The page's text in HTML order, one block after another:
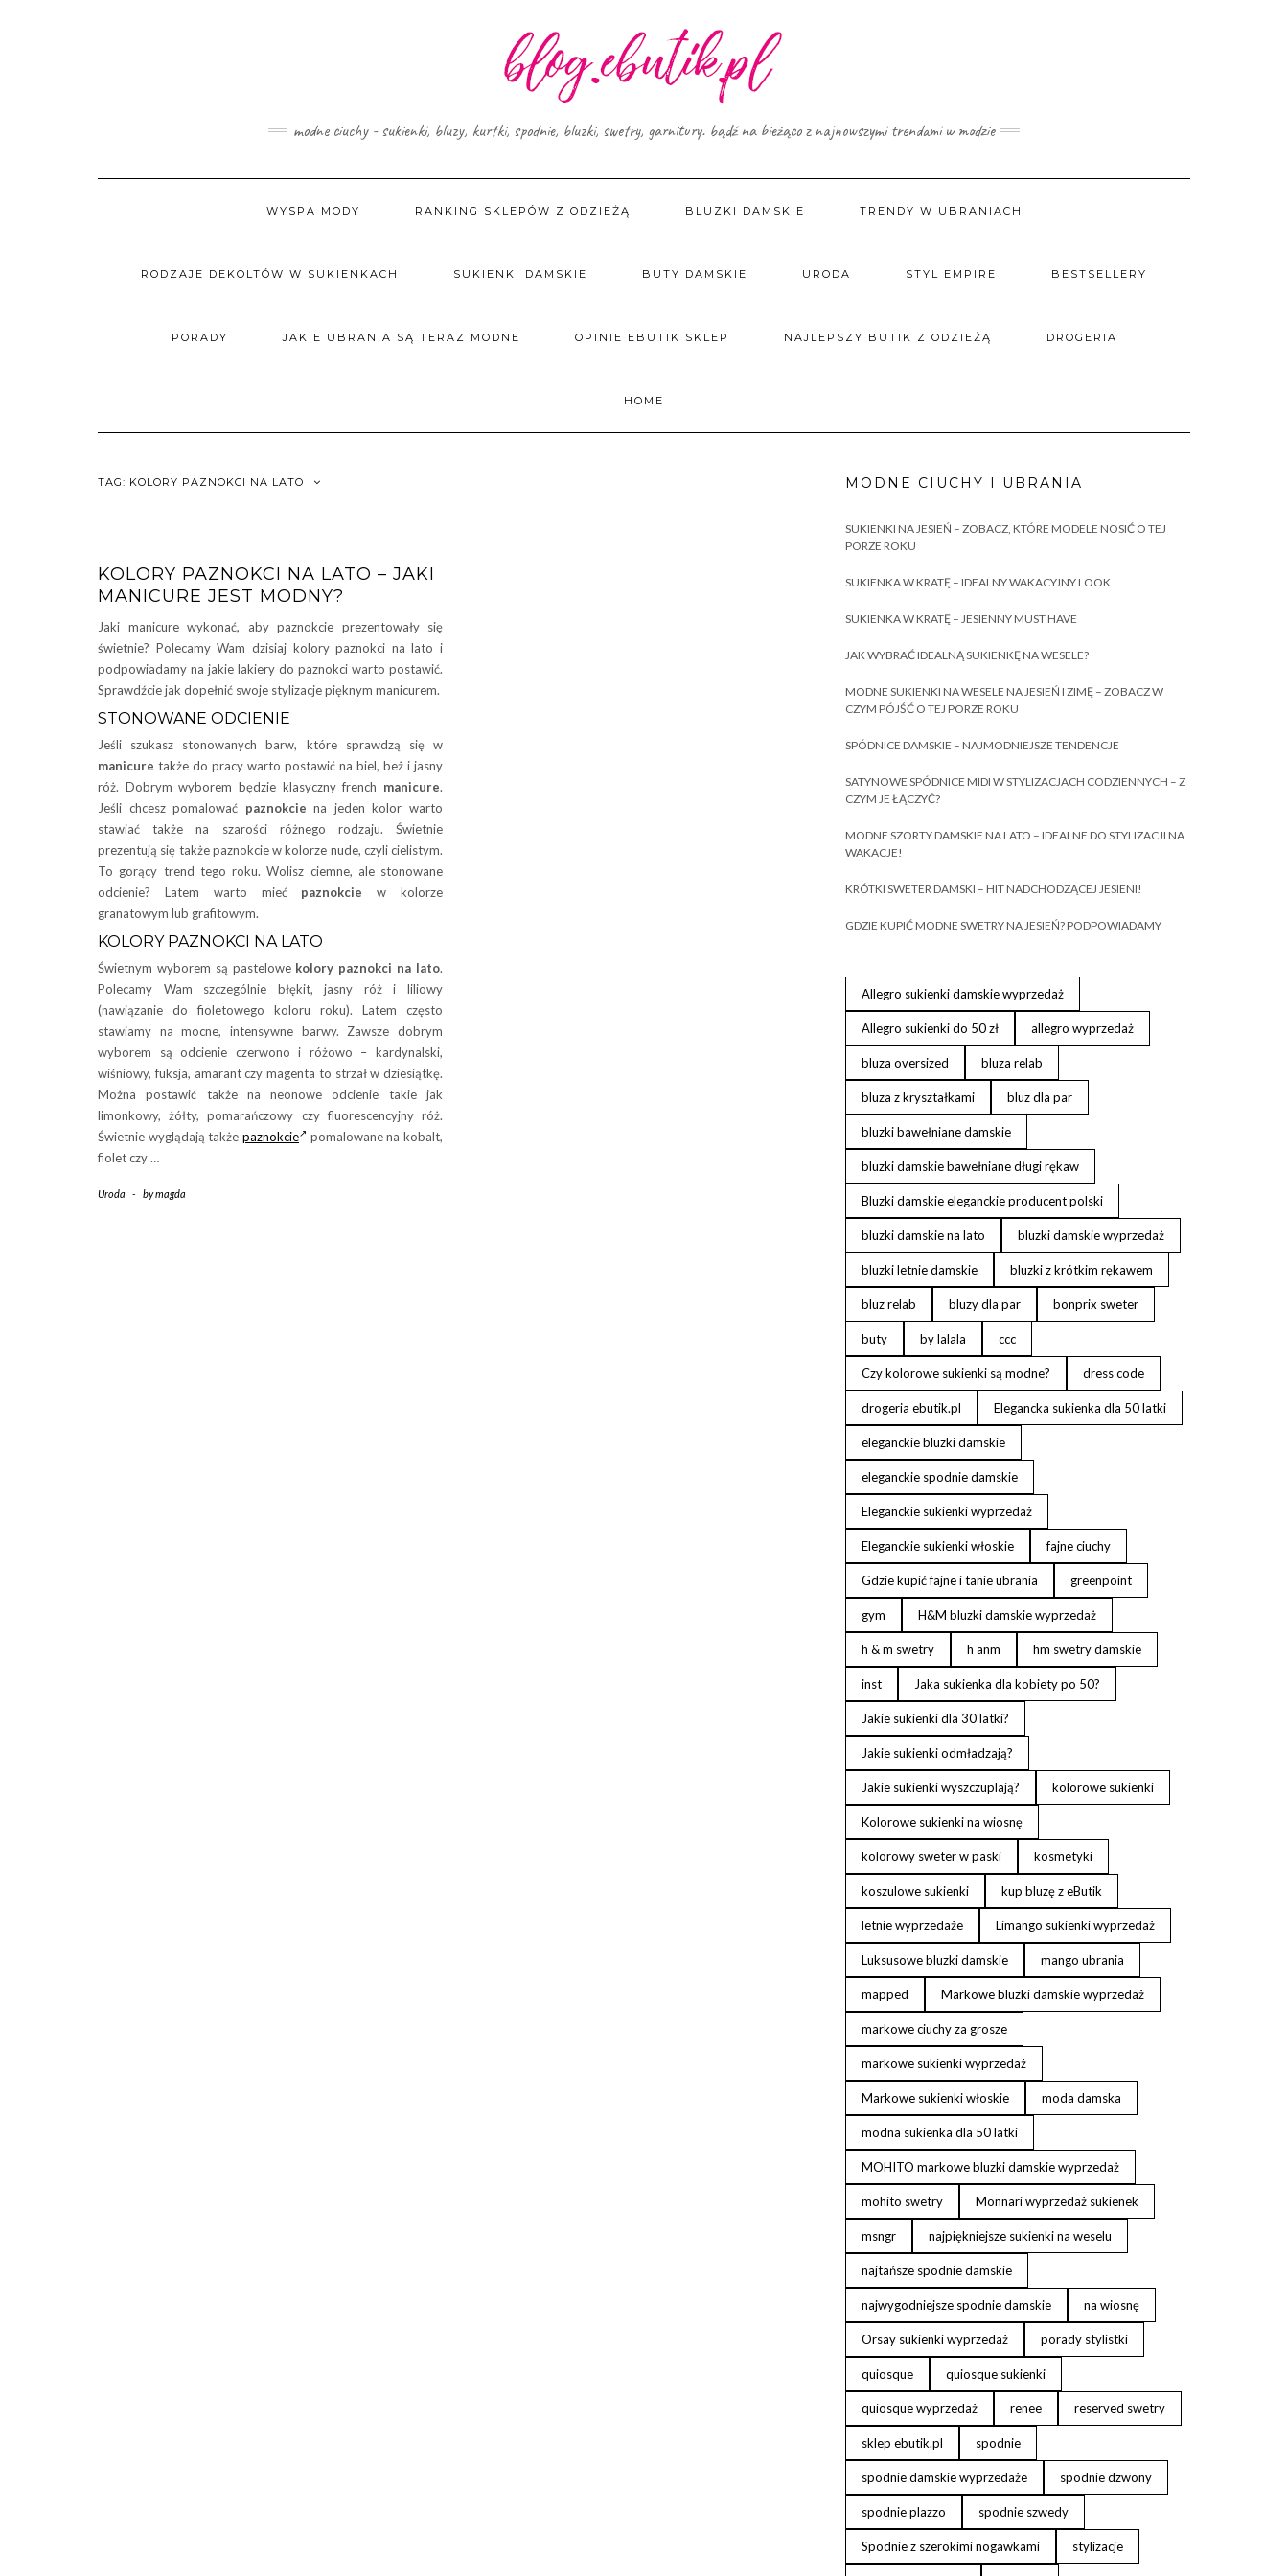
modne ciuchy - sukienki, bluzy, kurtki, spodnie, bluzki, swetry, garnitury. bądź na bieżąco z najnowszymi trendami w modzie
WYSPA MODY RANKING SKLEPÓW Z ODZIEŻĄ BLUZKI DAMSKIE TRENDY W UBRANIACH
RODZAJE DEKOLTÓW W SUKIENKACH SUKIENKI DAMSKIE BUTY DAMSKIE URODA STYL EMPIRE BESTSELLERY
PORADY JAKIE UBRANIA SĄ TERAZ MODNE OPINIE EBUTIK SKLEP NAJLEPSZY BUTIK Z ODZIEŻĄ DROGERIA
HOME
TAG: KOLORY PAZNOKCI NA LATO
KOLORY PAZNOKCI NA LATO – JAKI
MANICURE JEST MODNY?
Jaki manicure wykonać, aby paznokcie prezentowały się
świetnie? Polecamy Wam dzisiaj kolory paznokci na lato i
podpowiadamy na jakie lakiery do paznokci warto postawić.
Sprawdźcie jak dopełnić swoje stylizacje pięknym manicurem.
STONOWANE ODCIENIE
Jeśli szukasz stonowanych barw, które sprawdzą się w
manicure także do pracy warto postawić na biel, beż i jasny
róż. Dobrym wyborem będzie klasyczny french manicure.
Jeśli chcesz pomalować paznokcie na jeden kolor warto
stawiać także na szarości różnego rodzaju. Świetnie
prezentują się także paznokcie w kolorze nude, czyli cielistym.
To gorący trend tego roku. Wolisz ciemne, ale stonowane
odcienie? Latem warto mieć paznokcie w kolorze
granatowym lub grafitowym.
KOLORY PAZNOKCI NA LATO
Świetnym wyborem są pastelowekolory paznokci na lato.
Polecamy Wam szczególnie błękit, jasny róż i liliowy
(nawiązanie do fioletowego koloru roku). Latem często
stawiamy na mocne, intensywne barwy. Zawsze dobrym
wyborem są odcienie czerwono i różowo – kardynalski,
wiśniowy, fuksja, amarant czy magenta to strzał w dziesiątkę.
Można postawić także na neonowe odcienie takie jak
limonkowy, żółty, pomarańczowy czy fluorescencyjny róż.
Świetnie wyglądają także paznokcie
pomalowane na kobalt,
fiolet czy …
Uroda - bymagda
MODNE CIUCHY I UBRANIA
SUKIENKI NA JESIEŃ – ZOBACZ, KTÓRE MODELE NOSIĆ O TEJ
PORZE ROKU
SUKIENKA W KRATĘ – IDEALNY WAKACYJNY LOOK
SUKIENKA W KRATĘ – JESIENNY MUST HAVE
JAK WYBRAĆ IDEALNĄ SUKIENKĘ NA WESELE?
MODNE SUKIENKI NA WESELE NA JESIEŃ I ZIMĘ – ZOBACZ W
CZYM PÓJŚĆ O TEJ PORZE ROKU
SPÓDNICE DAMSKIE – NAJMODNIEJSZE TENDENCJE
SATYNOWE SPÓDNICE MIDI W STYLIZACJACH CODZIENNYCH – Z
CZYM JE ŁĄCZYĆ?
MODNE SZORTY DAMSKIE NA LATO – IDEALNE DO STYLIZACJI NA
WAKACJE!
KRÓTKI SWETER DAMSKI – HIT NADCHODZĄCEJ JESIENI!
GDZIE KUPIĆ MODNE SWETRY NA JESIEŃ? PODPOWIADAMY
Allegro sukienki damskie wyprzedaż
Allegro sukienki do 50 zł allegro wyprzedaż
bluza oversized bluza relab
bluza z kryształkami bluz dla par
bluzki bawełniane damskie
bluzki damskie bawełniane długi rękaw
Bluzki damskie eleganckie producent polski
bluzki damskie na lato bluzki damskie wyprzedaż
bluzki letnie damskie bluzki z krótkim rękawem
bluz relab bluzy dla par bonprix sweter
buty by lalala ccc
Czy kolorowe sukienki są modne? dress code
drogeria ebutik.pl Elegancka sukienka dla 50 latki
eleganckie bluzki damskie
eleganckie spodnie damskie
Eleganckie sukienki wyprzedaż
Eleganckie sukienki włoskie fajne ciuchy
Gdzie kupić fajne i tanie ubrania greenpoint
gym H&M bluzki damskie wyprzedaż
h & m swetry h anm hm swetry damskie
inst Jaka sukienka dla kobiety po 50?
Jakie sukienki dla 30 latki?
Jakie sukienki odmładzają?
Jakie sukienki wyszczuplają? kolorowe sukienki
Kolorowe sukienki na wiosnę
kolorowy sweter w paski kosmetyki
koszulowe sukienki kup bluzę z eButik
letnie wyprzedaże Limango sukienki wyprzedaż
Luksusowe bluzki damskie mango ubrania
mapped Markowe bluzki damskie wyprzedaż
markowe ciuchy za grosze
markowe sukienki wyprzedaż
Markowe sukienki włoskie moda damska
modna sukienka dla 50 latki
MOHITO markowe bluzki damskie wyprzedaż
mohito swetry Monnari wyprzedaż sukienek
msngr najpiękniejsze sukienki na weselu
najtańsze spodnie damskie
najwygodniejsze spodnie damskie na wiosnę
Orsay sukienki wyprzedaż porady stylistki
quiosque quiosque sukienki
quiosque wyprzedaż renee reserved swetry
sklep ebutik.pl spodnie
spodnie damskie wyprzedaże spodnie dzwony
spodnie plazzo spodnie szwedy
Spodnie z szerokimi nogawkami stylizacje